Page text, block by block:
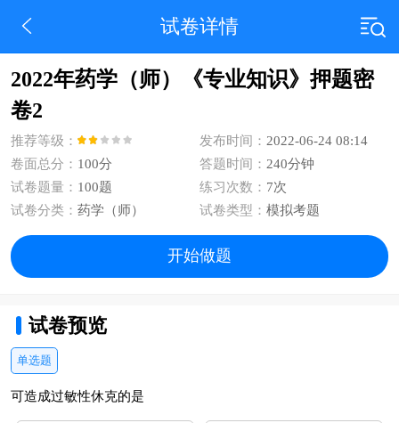
试卷详情
2022年药学（师）《专业知识》押题密
卷2
推荐等级： 发布时间： 2022-06-24 08:14
卷面总分： 100分 答题时间： 240分钟
试卷题量： 100题 练习次数： 7次
试卷分类： 药学（师） 试卷类型： 模拟考题
开始做题
试卷预览
单选题
可造成过敏性休克的是